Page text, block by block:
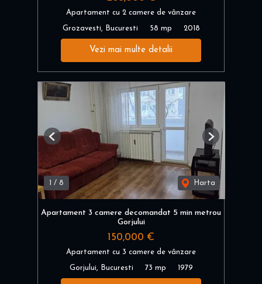
Apartament cu 2 camere de vânzare
Grozavesti, Bucuresti 58 mp 2018
Vezi mai multe detalii
1 / 8 Harta
Previous Next
Apartament 3 camere decomandat 5 min metrou
Gorjului
150,000 €
Apartament cu 3 camere de vânzare
Gorjului, Bucuresti 73 mp 1979